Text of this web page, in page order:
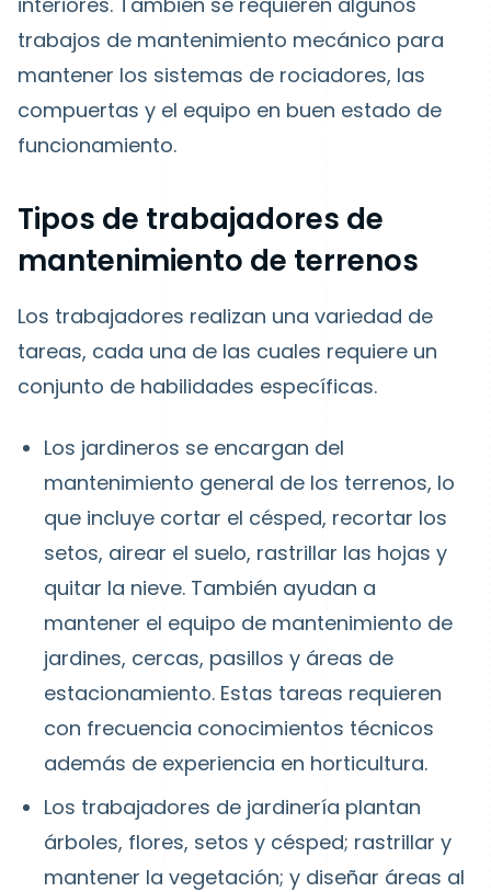
trabajos de mantenimiento mecánico para
mantener los sistemas de rociadores, las
compuertas y el equipo en buen estado de
funcionamiento.
Tipos de trabajadores de
mantenimiento de terrenos
Los trabajadores realizan una variedad de
tareas, cada una de las cuales requiere un
conjunto de habilidades específicas.
Los jardineros se encargan del
mantenimiento general de los terrenos, lo
que incluye cortar el césped, recortar los
setos, airear el suelo, rastrillar las hojas y
quitar la nieve. También ayudan a
mantener el equipo de mantenimiento de
jardines, cercas, pasillos y áreas de
estacionamiento. Estas tareas requieren
con frecuencia conocimientos técnicos
además de experiencia en horticultura.
Los trabajadores de jardinería plantan
árboles, flores, setos y césped; rastrillar y
mantener la vegetación; y diseñar áreas al